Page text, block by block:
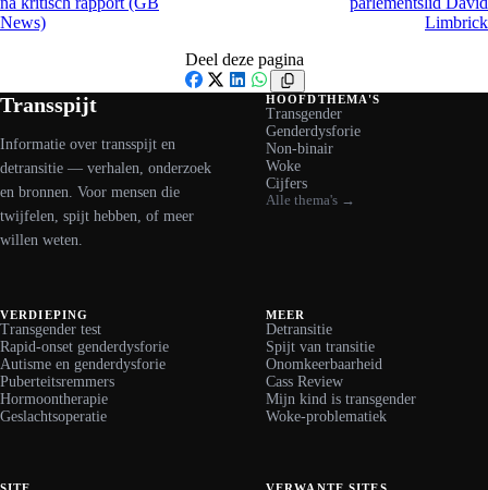
News)
Limbrick
Deel deze pagina
Facebook
X LinkedIn
WhatsApp
Transspijt
Informatie over transspijt en
detransitie — verhalen, onderzoek
en bronnen. Voor mensen die
twijfelen, spijt hebben, of meer
willen weten.
HOOFDTHEMA'S
Transgender
Genderdysforie
Non-binair
Woke
Cijfers
Alle thema's →
VERDIEPING
Transgender test
Rapid-onset genderdysforie
Autisme en genderdysforie
Puberteitsremmers
Hormoontherapie
Geslachtsoperatie
MEER
Detransitie
Spijt van transitie
Onomkeerbaarheid
Cass Review
Mijn kind is transgender
Woke-problematiek